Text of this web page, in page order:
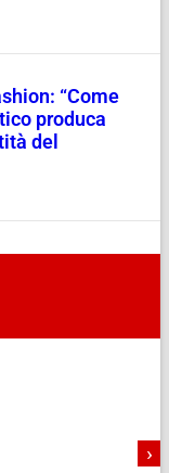
“Come
produca
del
›